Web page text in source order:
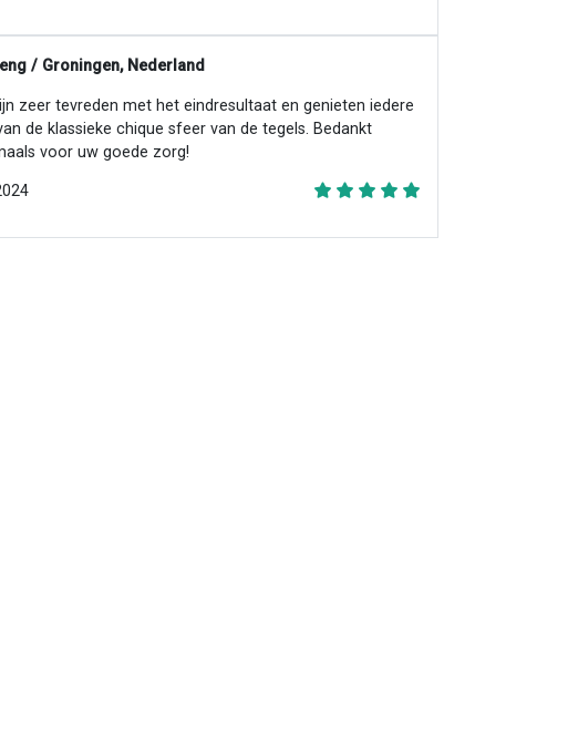
/ Groningen, Nederland
zeer tevreden met het eindresultaat en genieten iedere
de klassieke chique sfeer van de tegels. Bedankt
voor uw goede zorg!